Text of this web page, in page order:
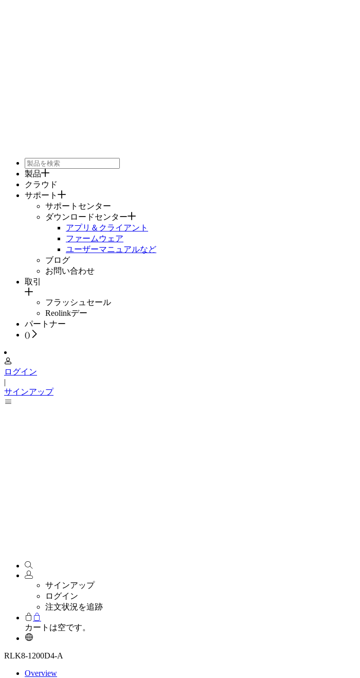
製品
クラウド
サポート
サポートセンター
ダウンロードセンター
アプリ＆クライアント
ファームウェア
ユーザーマニュアルなど
ブログ
お問い合わせ
取引
フラッシュセール
Reolinkデー
パートナー
()
ログイン
|
サインアップ
サインアップ
ログイン
注文状況を追跡
カートは空です。
RLK8-1200D4-A
Overview